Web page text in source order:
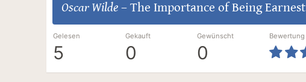
Oscar Wilde– The Importance of Being Earnest
Gelesen
5
Gekauft
0
Gewünscht
0
Bewertung